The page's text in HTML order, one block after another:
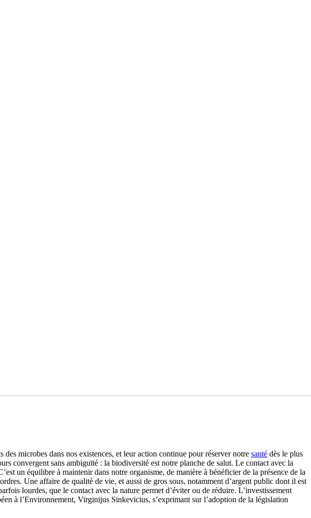
microbes dans nos existences, et leur action continue pour réserver notre santé dès le plus
convergent sans ambiguïté : la biodiversité est notre planche de salut. Le contact avec la
un équilibre à maintenir dans notre organisme, de manière à bénéficier de la présence de la
Une affaire de qualité de vie, et aussi de gros sous, notamment d’argent public dont il est
lourdes, que le contact avec la nature permet d’éviter ou de réduire. L’investissement
à l’Environnement, Virginijus Sinkevicius, s’exprimant sur l’adoption de la législation